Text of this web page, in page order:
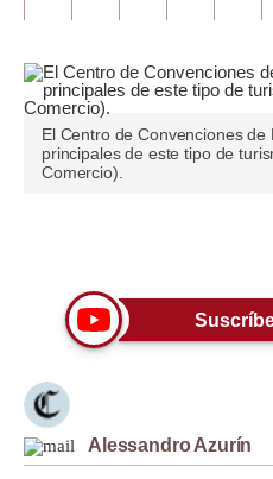
Plus G
Opinión
Editorial
Pregunta de hoy
Lujo
Viajes
Moda
Estilos
El Centro de Convenciones
principales de este tipo de
Comercio).
Alessandro Azurín